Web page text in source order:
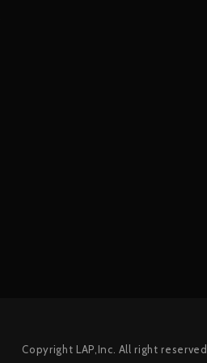
Copyright LAP,Inc. All right reserved